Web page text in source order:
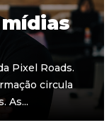
Pixel Roads.
circula
As...